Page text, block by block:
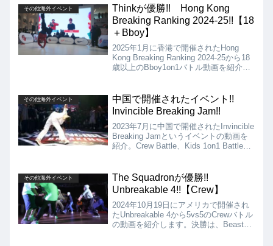
Emma、Call Out Battleは、Gravity Vs
Tsukki!!
その他海外イベント
Thinkが優勝!! Hong Kong
Breaking Ranking 2024-25!!【18
＋Bboy】
2025年1月に香港で開催されたHong
Kong Breaking Ranking 2024-25から18
歳以上のBboy1on1バトル動画を紹介し
りました!!
その他海外イベント
中国で開催されたイベント!!
Invincible Breaking Jam!!
2023年7月に中国で開催されたInvincible
Breaking Jamというイベントの動画を
紹介。Crew Battle、Kids 1on1 Battle、
その他海外イベント
The Squadronが優勝!!
Unbreakable 4!!【Crew】
2024年10月19日にアメリカで開催され
たUnbreakable 4から5vs5のCrewバトル
の動画を紹介します。決勝は、Beast